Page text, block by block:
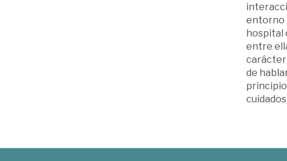
entorno
hospital
entre
carácter
de